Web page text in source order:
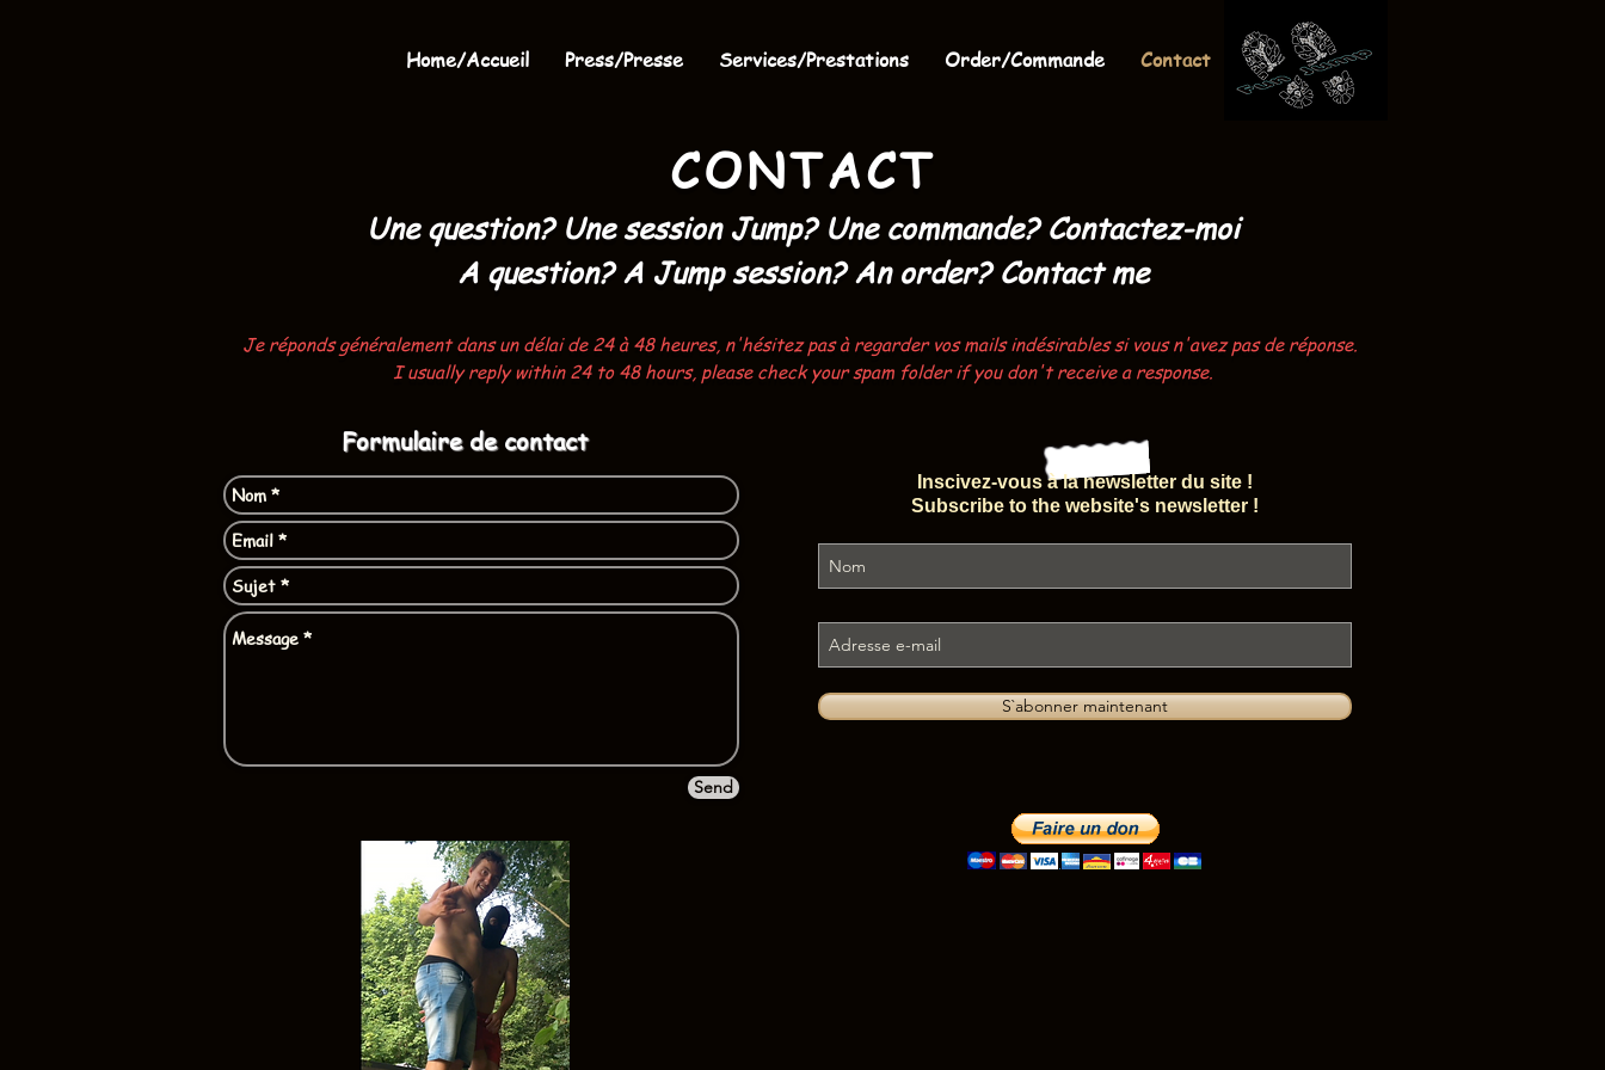
Home/Accueil Press/Presse Services/Prestations Order/Commande Contact
CONTACT
Une question? Une session Jump? Une commande? Contactez-moi
A question? A Jump session? An order? Contact me
Je réponds généralement dans un délai de 24 à 48 heures, n'hésitez pas à regarder vos mails indésirables si vous n'avez pas de réponse.
I usually reply within 24 to 48 hours, please check your spam folder if you don't receive a response.
Formulaire de contact
Send
Inscivez-vous à la newsletter du site !
Subscribe to the website's newsletter !
S`abonner maintenant